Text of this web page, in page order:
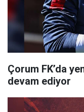
Çorum FK’da
devam ediyor